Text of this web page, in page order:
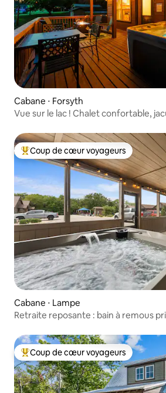
Cabane ⋅ Forsyth
Vue sur le lac ! Chalet confortable,
Coups de cœur voyageurs les plus
Coup de cœur voyageurs
Cabane ⋅ Lampe
Retraite reposante : bain à remous
Coups de cœur voyageurs les plus
Coup de cœur voyageurs